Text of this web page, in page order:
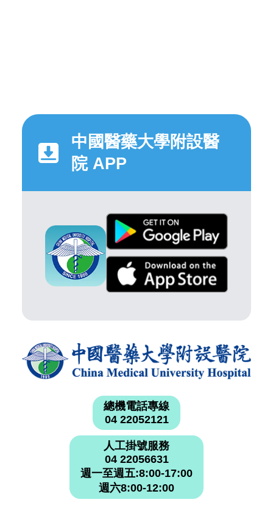
中國醫藥大學附設醫
院 APP
總機電話專線
04 22052121
人工掛號服務
04 22056631
週一至週五:8:00-17:00
週六8:00-12:00